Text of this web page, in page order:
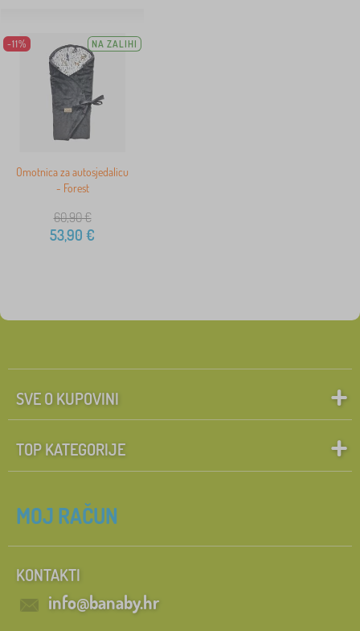
-11% NA ZALIHI
Omotnica za autosjedalicu
- Forest
60,90€
53,90 €
SVE O KUPOVINI
TOP KATEGORIJE
MOJ RAČUN
KONTAKTI
info@banaby.hr